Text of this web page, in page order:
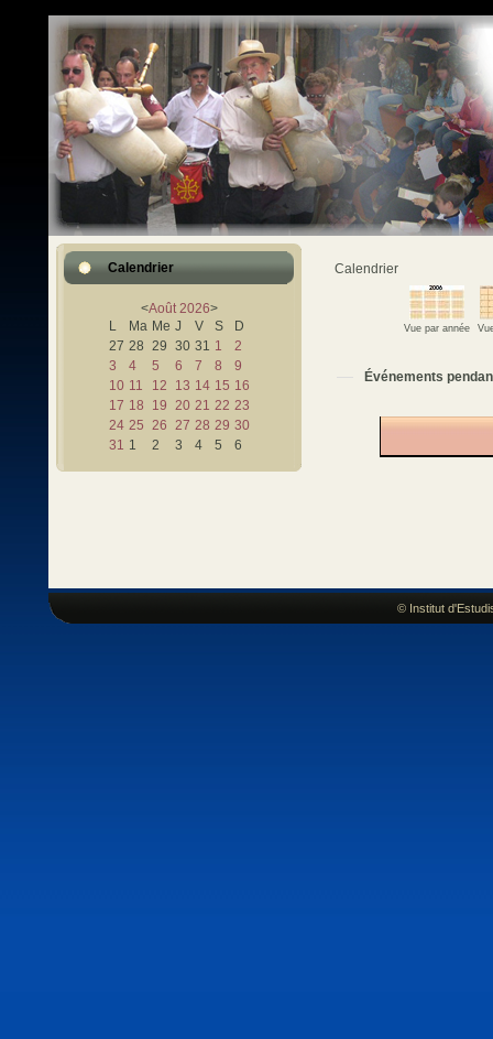
Calendrier
<Août 2026>
L
Ma Me J V S
D
27 28 29 30 31 1
2
3
4 5 6 7 8
9
10 11 12 13 14 15 16
17 18 19 20 21 22 23
24 25 26 27 28 29 30
31 1 2 3 4 5 6
Calendrier
Vue par année
Événements
© Institut